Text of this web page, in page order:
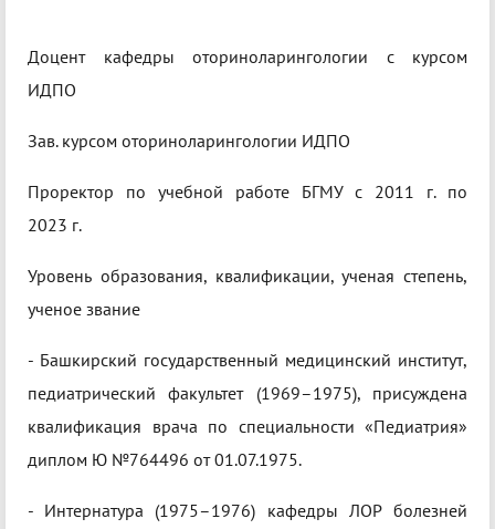
Доцент кафедры оториноларингологии с курсом
ИДПО
Зав. курсом оториноларингологии ИДПО
Проректор по учебной работе БГМУ с 2011 г. по
2023 г.
Уровень образования, квалификации, ученая степень,
ученое звание
- Башкирский государственный медицинский институт,
педиатрический факультет (1969–1975), присуждена
квалификация врача по специальности «Педиатрия»
диплом Ю №764496 от 01.07.1975.
- Интернатура (1975–1976) кафедры ЛОР болезней